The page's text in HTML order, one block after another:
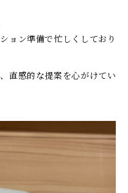
ョン準備で忙しくしており
直感的な提案を心がけてい